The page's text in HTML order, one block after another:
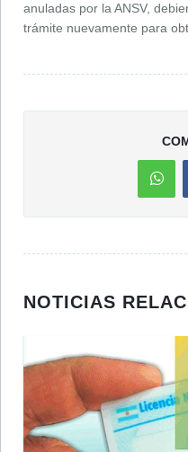
anuladas por la ANSV,
trámite nuevamente para
NOTICIAS